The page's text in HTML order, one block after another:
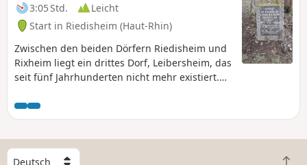
3:05 Std.
Leicht
Start in Riedisheim (Haut-Rhin)
Zwischen den beiden Dörfern Riedisheim und
Rixheim liegt ein drittes Dorf, Leibersheim, das
seit fünf Jahrhunderten nicht mehr existiert.
Dörfer, von denen einer mehr als zwei
Jahrhunderte alt ist. Beenden Sie die
schöne Landschaft zu genießen.
W